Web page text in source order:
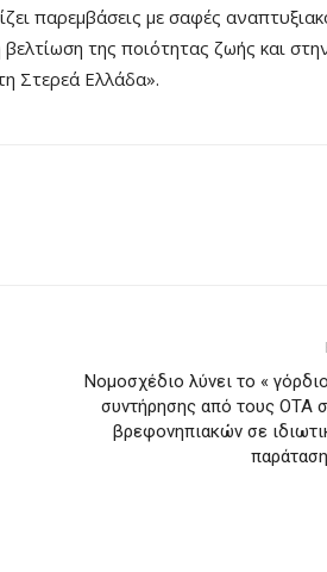
παρεμβάσεις με σαφές
της ποιότητας ζωής και
Στερεά Ελλάδα».
Νομοσχέδιο λύνει το «
συντήρησης από τους ΟΤΑ
βρεφονηπιακών σε